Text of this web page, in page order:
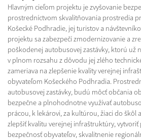
Hlavným cieľom projektu je zvyšovanie
prostredníctvom skvalitňovania prostredia
Košecké Podhradie, jej turistov a
projektu sa zabezpečí zmodernizovanie a
poškodenej autobusovej zastávky, ktorú už
v plnom rozsahu z dôvodu jej zlého
zameriava na zlepšenie kvality verejnej
obyvateľom Košeckého Podhradia.
autobusovej zastávky, budú môcť občania
bezpečne a plnohodnotne využívať
prácou, k lekárovi, za kultúrou, žiaci do škôl
zlepšiť kvalitu verejnej infraštruktúry,
bezpečnosť obyvateľov, skvalitnenie